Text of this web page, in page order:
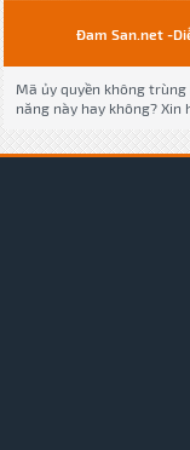
Đam San.net -
Mã ủy quyền không
năng này hay không? Xin